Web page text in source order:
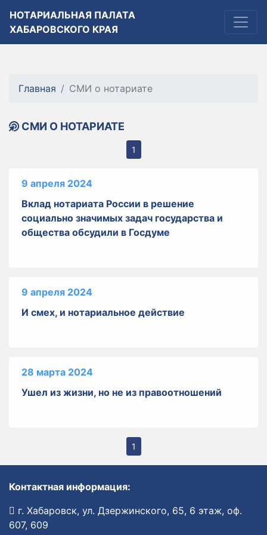
НОТАРИАЛЬНАЯ ПАЛАТА
ХАБАРОВСКОГО КРАЯ
Главная СМИ о нотариате
СМИ О НОТАРИАТЕ
1
9 апреля 2024
Вклад нотариата России в решение
социально значимых задач государства и
общества обсудили в Госдуме
9 апреля 2024
И смех, и нотариальное действие
28 марта 2024
Ушел из жизни, но не из правоотношений
1
Контактная информация:
г. Хабаровск, ул. Дзержинского, 65, 6 этаж, оф.
607, 609